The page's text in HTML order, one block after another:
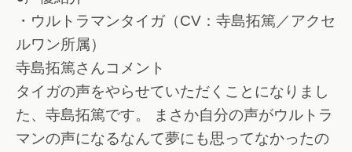
・ウルトラマンタイガ（CV：寺島拓篤／アクセ
ルワン所属）
寺島拓篤さんコメント
タイガの声をやらせていただくことになりまし
た、寺島拓篤です。 まさか自分の声がウルトラ
マンの声になるなんて夢にも思ってなかったの